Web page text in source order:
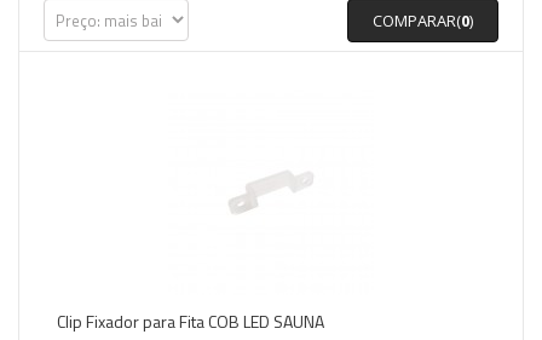
COMPARAR(0)
Clip Fixador para Fita COB LED SAUNA